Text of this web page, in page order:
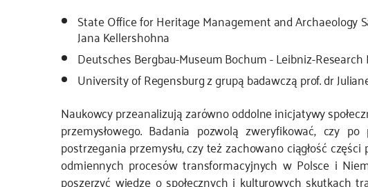
State Office for Heritage Management and
Jana Kellershohna
Deutsches Bergbau-Museum Bochum - Leibniz-
University of Regensburg z grupą badawczą prof. dr
Naukowcy przeanalizują zarówno oddolne inicjatywy
przemysłowego. Badania pozwolą zweryfikować, czy
postrzegania przemysłu, czy też zachowano ciągłość
odmiennych procesów transformacyjnych w Polsce i
poszerzyć wiedzę o społecznych i kulturowych skutkach